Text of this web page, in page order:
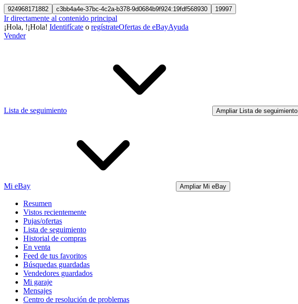
924968171882 c3bb4a4e-37bc-4c2a-b378-9d0684b9f924:19fdf568930 19997
Ir directamente al contenido principal
¡Hola, !¡Hola! Identifícate o regístrateOfertas de eBayAyuda
Vender
Lista de seguimiento Ampliar Lista de seguimiento
Mi eBay Ampliar Mi eBay
Resumen
Vistos recientemente
Pujas/ofertas
Lista de seguimiento
Historial de compras
En venta
Feed de tus favoritos
Búsquedas guardadas
Vendedores guardados
Mi garaje
Mensajes
Centro de resolución de problemas